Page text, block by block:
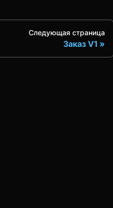
Следующая страница
Заказ V1